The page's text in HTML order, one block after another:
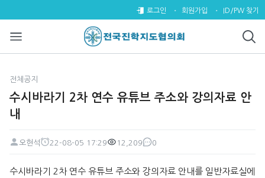
수시바라기 2차 연수 유튜브 주
로그인 회원가입 ID/PW 찾기
전체공지
수시바라기 2차 연수 유튜브 주소와 강의자료 안
내
페이지 정보
오현석
22-08-05 17:29
12,209
댓글
0
본문
수시바라기 2차 연수 유튜브 주소와 강의자료 안내를 일반자료실에